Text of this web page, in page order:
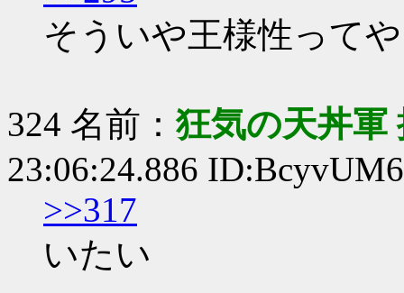
そういや王様性って
324 名前：狂気の天丼軍
23:06:24.886
>>317
いたい